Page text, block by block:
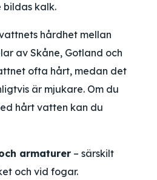
bildas kalk.
hårdhet mellan
av Skåne, Gotland och
ofta hårt, medan det
är mjukare. Om du
hårt vatten kan du
armaturer – särskilt
och vid fogar.